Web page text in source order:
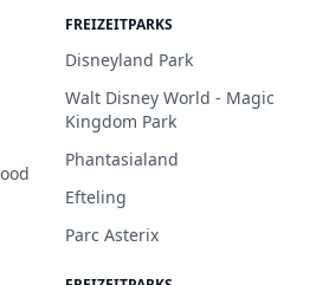
FREIZEITPARKS
Disneyland Park
Walt Disney World - Magic
Kingdom Park
Phantasialand
Efteling
Parc Asterix